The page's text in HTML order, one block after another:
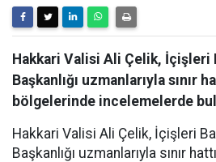
Hakkari Valisi Ali Çelik, İçişleri
Başkanlığı uzmanlarıyla sınır
bölgelerinde incelemelerde
Hakkari Valisi Ali Çelik, İçişleri
Başkanlığı uzmanlarıyla sınır